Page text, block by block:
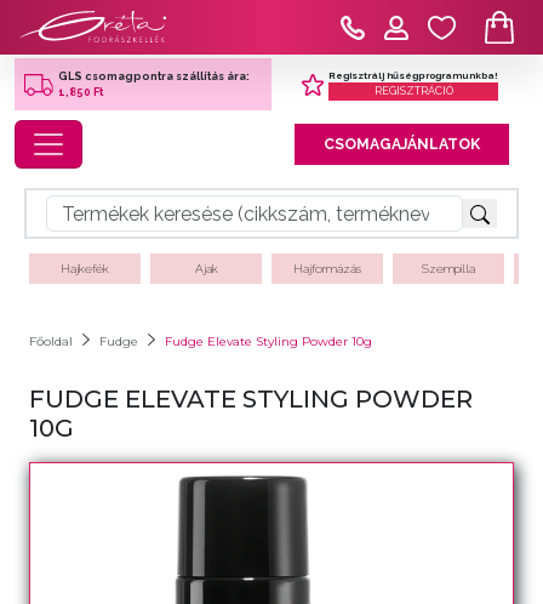
GLS csomagpontra szállítás ára:
1,850 Ft
Regisztrálj hűségprogramunkba!
REGISZTRÁCIÓ
Toggle navigation CSOMAGAJÁNLATOK
Hajkefék Ajak Hajformázás Szempilla
Főoldal Fudge Fudge Elevate Styling Powder 10g
FUDGE ELEVATE STYLING POWDER
10G